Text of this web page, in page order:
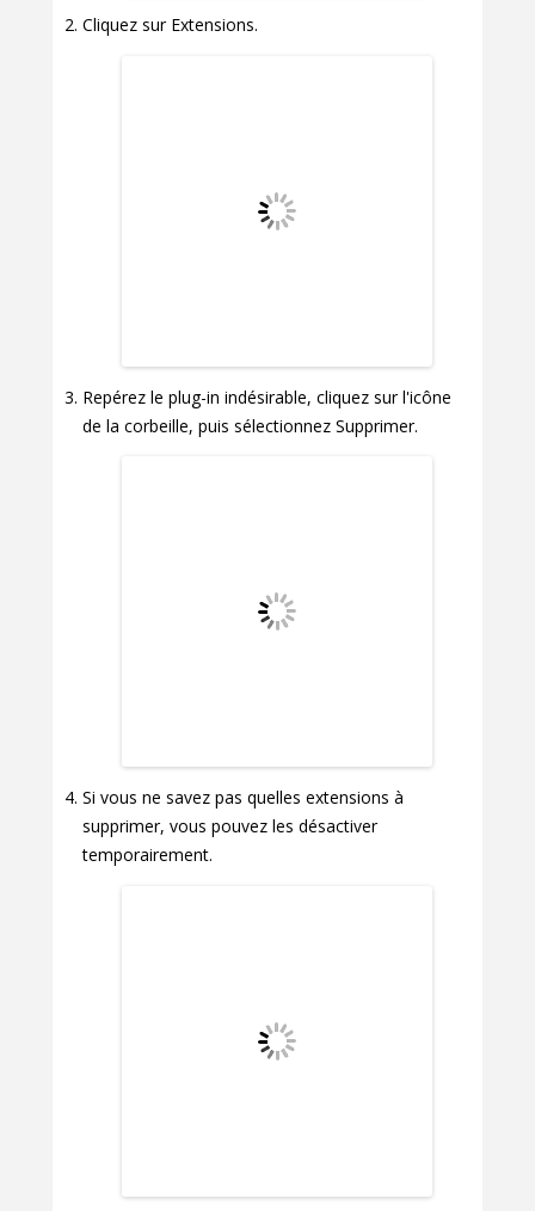
Cliquez sur Extensions.
Repérez le plug-in indésirable, cliquez sur l'icône
de la corbeille, puis sélectionnez Supprimer.
Si vous ne savez pas quelles extensions à
supprimer, vous pouvez les désactiver
temporairement.